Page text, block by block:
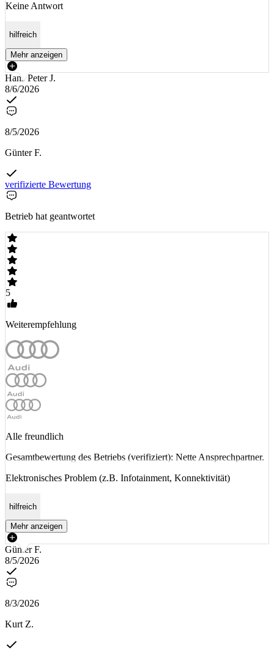
Keine Antwort
hilfreich
Mehr anzeigen
Hans Peter J.
8/6/2026
8/5/2026
Günter F.
verifizierte Bewertung
Betrieb hat geantwortet
5
Weiterempfehlung
Alle freundlich
Gesamtbewertung des Betriebs (verifiziert): Nette Ansprechpartner.
Elektronisches Problem (z.B. Infotainment, Konnektivität)
hilfreich
Mehr anzeigen
Günter F.
8/5/2026
8/3/2026
Kurt Z.